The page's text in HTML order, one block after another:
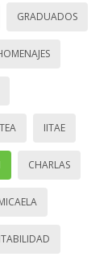
GRADUADOS
IITAE
CHARLAS